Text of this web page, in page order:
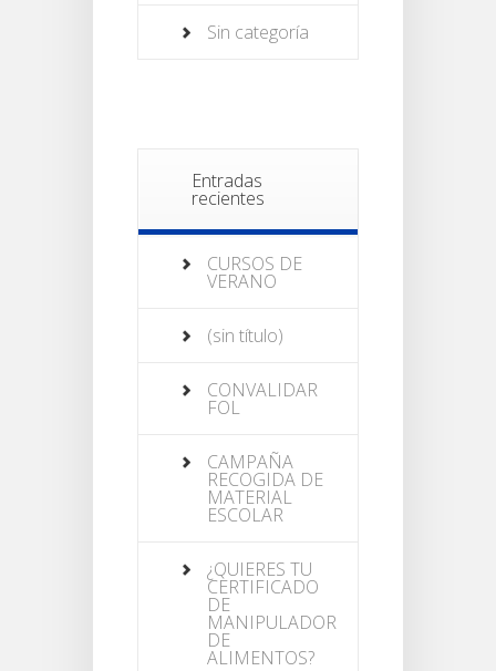
Sin categoría
Entradas
recientes
CURSOS DE
VERANO
(sin título)
CONVALIDAR
FOL
CAMPAÑA
RECOGIDA DE
MATERIAL
ESCOLAR
¿QUIERES TU
CERTIFICADO
DE
MANIPULADOR
DE
ALIMENTOS?